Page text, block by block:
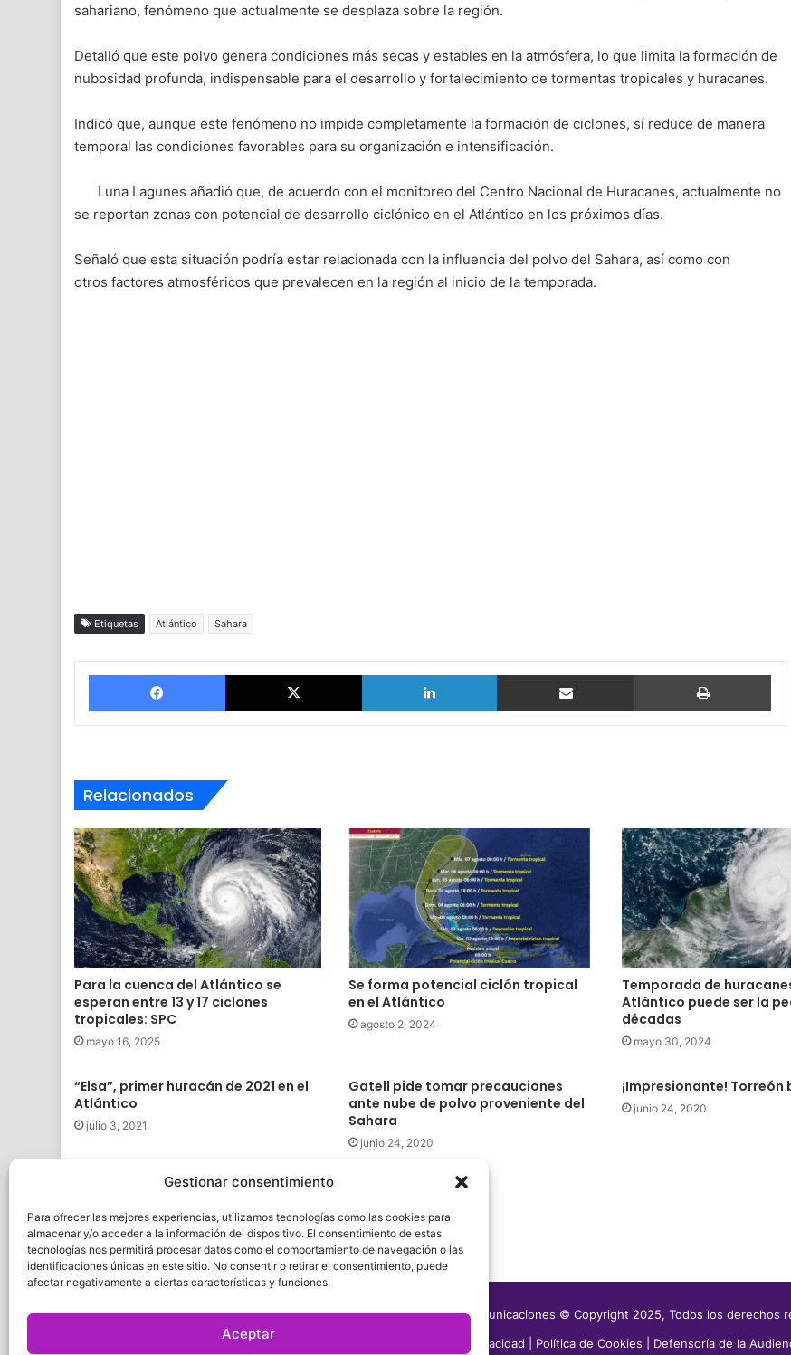
Gestionar consentimiento
Para ofrecer las mejores experiencias, utilizamos tecnologías como las cookies para
almacenar y/o acceder a la información del dispositivo. El consentimiento de estas
tecnologías nos permitirá procesar datos como el comportamiento de navegación o las
identificaciones únicas en este sitio. No consentir o retirar el consentimiento, puede
afectar negativamente a ciertas características y funciones.
Aceptar
sahariano, fenómeno que actualmente se desplaza sobre la región.
Detalló que este polvo genera condiciones más secas y estables en la atmósfera, lo que limita la formación de
nubosidad profunda, indispensable para el desarrollo y fortalecimiento de tormentas tropicales y huracanes.
Indicó que, aunque este fenómeno no impide completamente la formación de ciclones, sí reduce de manera
temporal las condiciones favorables para su organización e intensificación.
Luna Lagunes añadió que, de acuerdo con el monitoreo del Centro Nacional de Huracanes, actualmente no
se reportan zonas con potencial de desarrollo ciclónico en el Atlántico en los próximos días.
Señaló que esta situación podría estar relacionada con la influencia del polvo del Sahara, así como con
otros factores atmosféricos que prevalecen en la región al inicio de la temporada.
Etiquetas Atlántico Sahara
Facebook X LinkedIn vía email
Relacionados
Para la cuenca del Atlántico se
esperan entre 13 y 17 ciclones
tropicales: SPC
mayo 16, 2025
Se forma potencial ciclón tropical
en el Atlántico
agosto 2, 2024
Temporada de
Atlántico puede ser la
décadas
mayo 30, 2024
“Elsa”, primer huracán de 2021 en el
Atlántico
julio 3, 2021
Gatell pide tomar precauciones
ante nube de polvo proveniente del
Sahara
junio 24, 2020
¡Impresionante! Torreón
junio 24, 2020
Medirán condiciones de vida en el
junio 19, 2019
Quatromedia Telecomunicaciones © Copyright 2025, Todos los derechos
Aviso de Privacidad Política de Cookies Defensoría de la